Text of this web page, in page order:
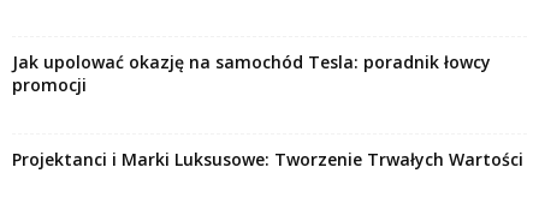
Jak upolować okazję na samochód Tesla: poradnik łowcy
promocji
Projektanci i Marki Luksusowe: Tworzenie Trwałych Wartości